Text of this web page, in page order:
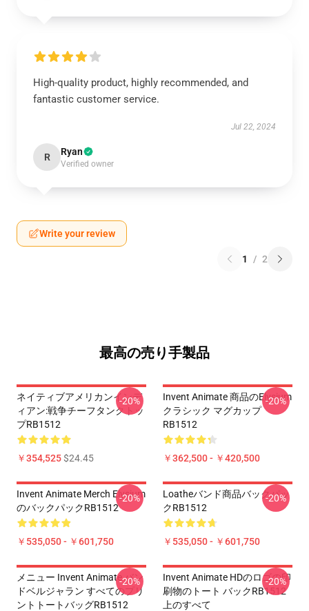
High-quality product, highly recommended, and
fantastic customer service.
Jul 22, 2024
R Ryan
Verified owner
Write your review
1 / 2
最高の売り手製品
ネイティブアメリカンインデ
ィアン:戦争チーフタンクトッ
プRB1512
￥354,525$24.45
-20%
Invent Animate 商品のelysium
クラシック マグカップ
RB1512
￥362,500 - ￥420,500
-20%
Invent Animate Merch Elysium
のバックパックRB1512
￥535,050 - ￥601,750
-20%
Loatheバンド商品バックパッ
クRB1512
￥535,050 - ￥601,750
-20%
メニュー Invent Animate バン
ドベルジャラン すべてのプリ
ントトートバッグRB1512
-20%
Invent Animate HDのロゴの印
刷物のトート バックRB1512
上のすべて
-20%